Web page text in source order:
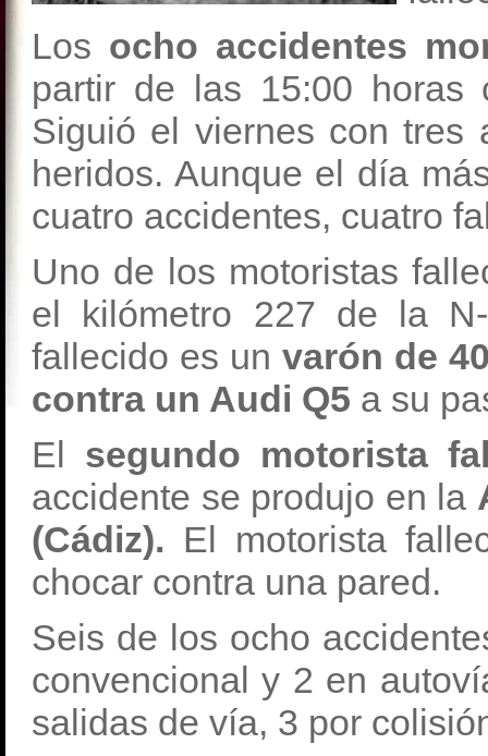
Los ocho accidentes
partir de las 15:00 horas
Siguió el viernes con tres
heridos. Aunque el día
cuatro accidentes, cuatro
Uno de los motoristas
el kilómetro 227 de la
fallecido es unvarón de
contra un Audi Q5 a su
El segundo motorista
accidente se produjo en la
(Cádiz). El motorista
chocar contra una pared.
Seis de los ocho
convencional y 2 en
salidas de vía, 3 por